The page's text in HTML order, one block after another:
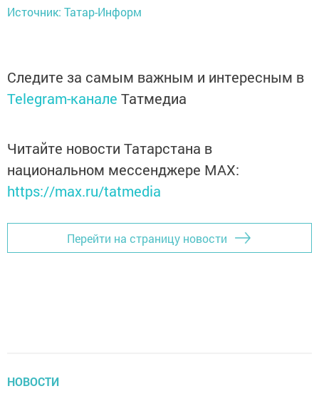
Источник: Татар-Информ
Следите за самым важным и интересным в
Telegram-канале Татмедиа
Читайте новости Татарстана в
национальном мессенджере MАХ:
https://max.ru/tatmedia
Перейти на страницу новости
НОВОСТИ